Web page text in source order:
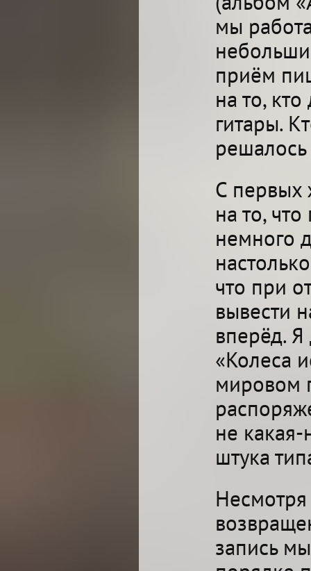
мы
приём
на то,
гитары.
С первых
на то,
немного
что при
вывести
вперёд. Я
«Колеса
мировом
не
штука
Несмотря
запись